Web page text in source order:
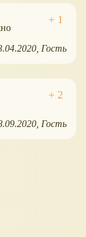
Гость
Гость